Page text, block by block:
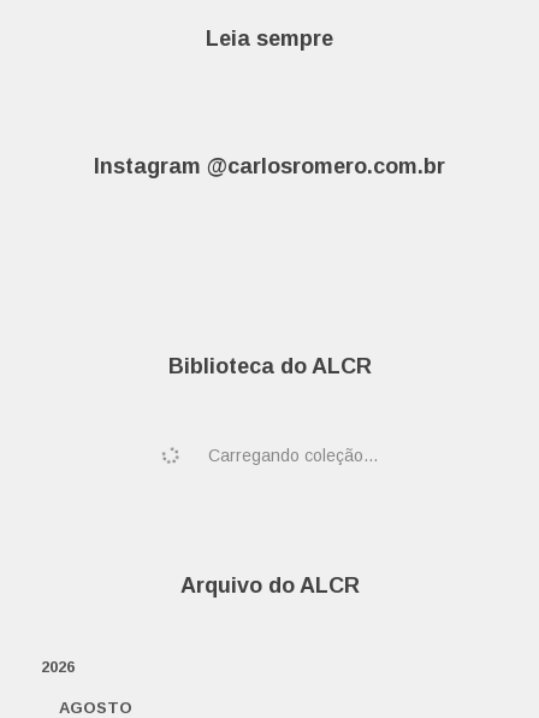
Leia sempre
Instagram @carlosromero.com.br
Biblioteca do ALCR
Carregando coleção...
Arquivo do ALCR
2026
AGOSTO